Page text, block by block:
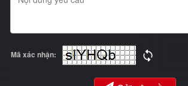
Mã xác nhận: